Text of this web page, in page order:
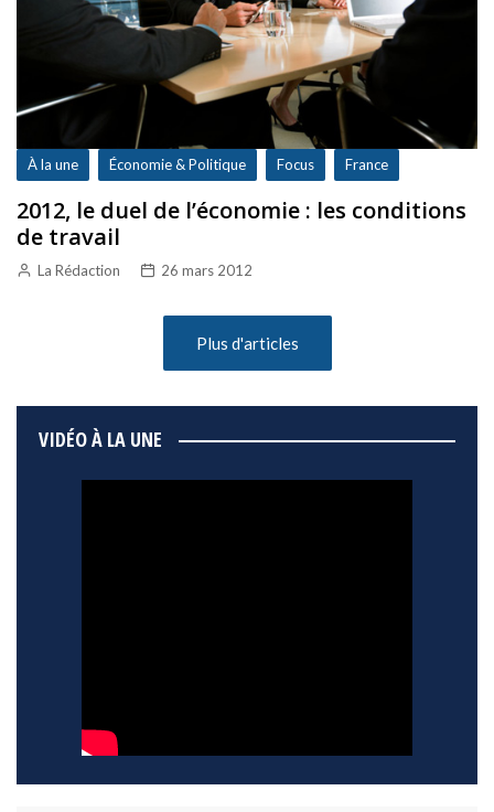
À la une Économie & Politique Focus France
2012, le duel de l’économie : les conditions
de travail
La Rédaction 26 mars 2012
Plus d'articles
VIDÉO À LA UNE